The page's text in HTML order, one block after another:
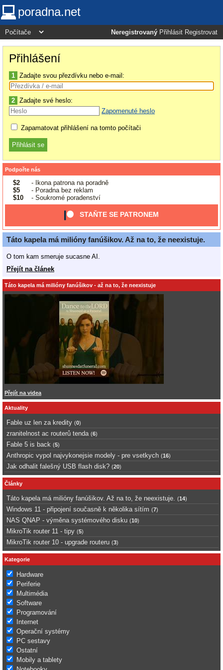
poradna.net
Neregistrovaný Přihlásit Registrovat
Přihlášení
1 Zadajte svou přezdívku nebo e-mail:
2 Zadajte své heslo:
Zapomenuté heslo
Zapamatovat přihlášení na tomto počítači
Podpořte nás
$2
- Ikona patrona na poradně
$5
- Poradna bez reklam
$10
- Soukromé poradenství
STAŇTE SE PATRONEM
Táto kapela má milióny fanúšikov. Až na to, že neexistuje.
O tom kam smeruje sucasne AI.
Přejít na článek
Táto kapela má milióny fanúšikov - až na to, že neexistuje
Přejít na videa
Aktuality
Fable uz len za kredity (0)
zranitelnost ac routerů tenda (6)
Fable 5 is back (5)
Anthropic vypol najvykonejsie modely - pre vsetkych (16)
Jak odhalit falešný USB flash disk? (20)
Články
Táto kapela má milióny fanúšikov. Až na to, že neexistuje. (14)
Windows 11 - připojení současně k několika sítím (7)
NAS QNAP - výměna systémového disku (10)
MikroTik router 11 - tipy (5)
MikroTik router 10 - upgrade routeru (3)
Kategorie
Hardware
Periferie
Multimédia
Software
Programování
Internet
Operační systémy
PC sestavy
Ostatní
Mobily a tablety